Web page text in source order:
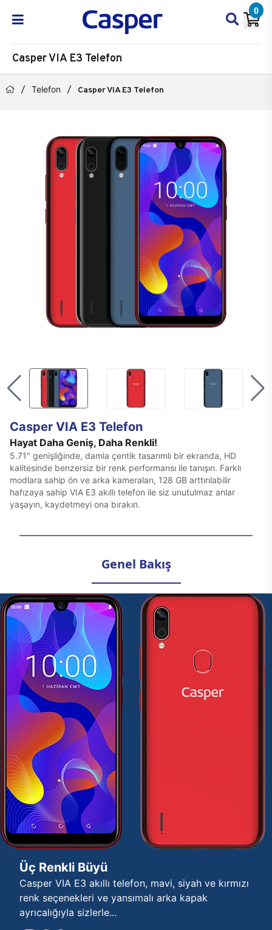
0
Casper VIA E3 Telefon
Telefon Casper VIA E3 Telefon
Casper VIA E3 Telefon
Hayat Daha Geniş, Daha Renkli!
5.71" genişliğinde, damla çentik tasarımlı bir ekranda, HD
kalitesinde benzersiz bir renk performansı ile tanışın. Farklı
modlara sahip ön ve arka kameraları, 128 GB arttırılabilir
hafızaya sahip VIA E3 akıllı telefon ile siz unutulmaz anlar
yaşayın, kaydetmeyi ona bırakın.
Genel Bakış
Üç Renkli Büyü
Casper VIA E3 akıllı telefon, mavi, siyah ve kırmızı
renk seçenekleri ve yansımalı arka kapak
ayrıcalığıyla sizlerle...